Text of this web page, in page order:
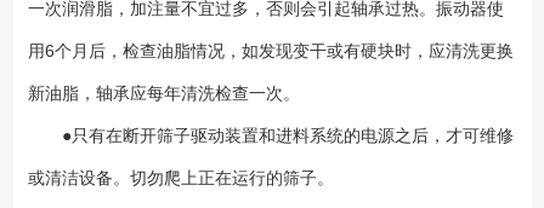
一次润滑脂，加注量不宜过多，否则会引起轴承过热。振动器使
用6个月后，检查油脂情况，如发现变干或有硬块时，应清洗更换
新油脂，轴承应每年清洗检查一次。
●只有在断开筛子驱动装置和进料系统的电源之后，才可维修
或清洁设备。切勿爬上正在运行的筛子。